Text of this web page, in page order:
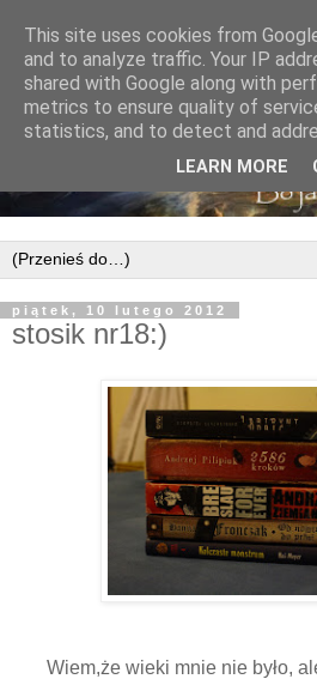
piątek, 10 lutego 2012
stosik nr18:)
Wiem,że wieki mnie nie było,
This site uses cookies from
and to analyze traffic. Your IP
shared with Google along with
metrics to ensure quality of
statistics, and to detect and
LEARN MORE